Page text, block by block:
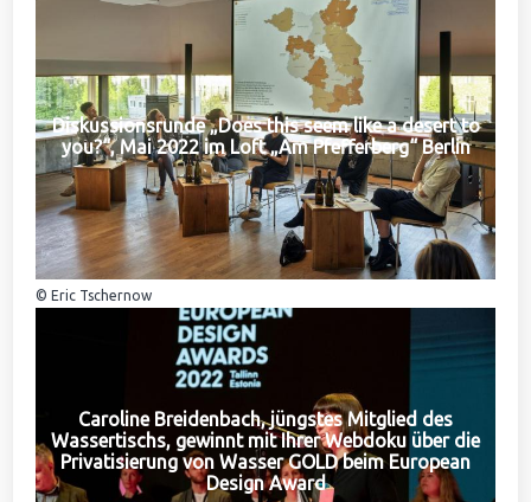
Diskussionsrunde „Does this seem like a desert to
you?“, Mai 2022 im Loft „Am Pfefferberg“ Berlin
© Eric Tschernow
Caroline Breidenbach, jüngstes Mitglied des
Wassertischs, gewinnt mit Ihrer Webdoku über die
Privatisierung von Wasser GOLD beim European
Design Award